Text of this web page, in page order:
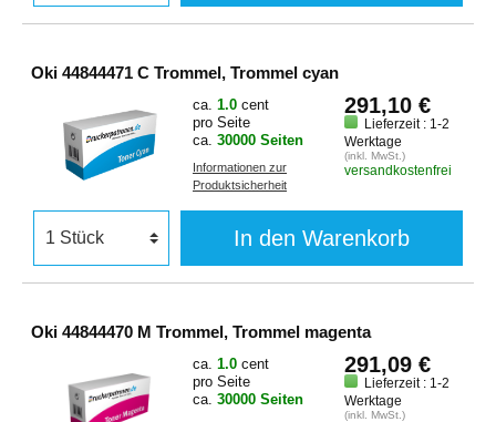
Oki 44844471 C Trommel, Trommel cyan
ca. 1.0 cent
pro Seite
ca. 30000 Seiten
Informationen zur
Produktsicherheit
291,10 €
Lieferzeit : 1-2
Werktage
(inkl. MwSt.)
versandkostenfrei
In den Warenkorb
Oki 44844470 M Trommel, Trommel magenta
ca. 1.0 cent
pro Seite
ca. 30000 Seiten
291,09 €
Lieferzeit : 1-2
Werktage
(inkl. MwSt.)